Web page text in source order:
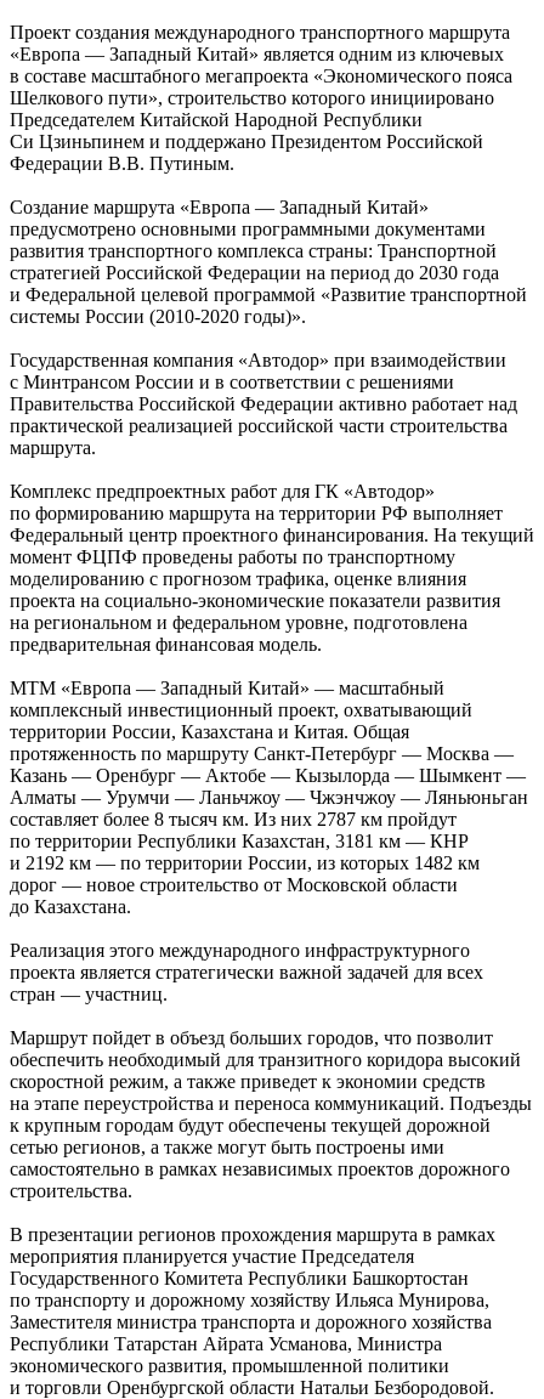
Проект создания международного транспортного маршрута
«Европа — Западный Китай» является одним из ключевых
в составе масштабного мегапроекта «Экономического пояса
Шелкового пути», строительство которого инициировано
Председателем Китайской Народной Республики
Си Цзиньпинем и поддержано Президентом Российской
Федерации В.В. Путиным.
Создание маршрута «Европа — Западный Китай»
предусмотрено основными программными документами
развития транспортного комплекса страны: Транспортной
стратегией Российской Федерации на период до 2030 года
и Федеральной целевой программой «Развитие транспортной
системы России (2010-2020 годы)».
Государственная компания «Автодор» при взаимодействии
с Минтрансом России и в соответствии с решениями
Правительства Российской Федерации активно работает над
практической реализацией российской части строительства
маршрута.
Комплекс предпроектных работ для ГК «Автодор»
по формированию маршрута на территории РФ выполняет
Федеральный центр проектного финансирования. На текущий
момент ФЦПФ проведены работы по транспортному
моделированию с прогнозом трафика, оценке влияния
проекта на социально-экономические показатели развития
на региональном и федеральном уровне, подготовлена
предварительная финансовая модель.
МТМ «Европа — Западный Китай» — масштабный
комплексный инвестиционный проект, охватывающий
территории России, Казахстана и Китая. Общая
протяженность по маршруту Санкт-Петербург — Москва —
Казань — Оренбург — Актобе — Кызылорда — Шымкент —
Алматы — Урумчи — Ланьчжоу — Чжэнчжоу — Ляньюньган
составляет более 8 тысяч км. Из них 2787 км пройдут
по территории Республики Казахстан, 3181 км — КНР
и 2192 км — по территории России, из которых 1482 км
дорог — новое строительство от Московской области
до Казахстана.
Реализация этого международного инфраструктурного
проекта является стратегически важной задачей для всех
стран — участниц.
Маршрут пойдет в объезд больших городов, что позволит
обеспечить необходимый для транзитного коридора высокий
скоростной режим, а также приведет к экономии средств
на этапе переустройства и переноса коммуникаций. Подъезды
к крупным городам будут обеспечены текущей дорожной
сетью регионов, а также могут быть построены ими
самостоятельно в рамках независимых проектов дорожного
строительства.
В презентации регионов прохождения маршрута в рамках
мероприятия планируется участие Председателя
Государственного Комитета Республики Башкортостан
по транспорту и дорожному хозяйству Ильяса Мунирова,
Заместителя министра транспорта и дорожного хозяйства
Республики Татарстан Айрата Усманова, Министра
экономического развития, промышленной политики
и торговли Оренбургской области Натальи Безбородовой.